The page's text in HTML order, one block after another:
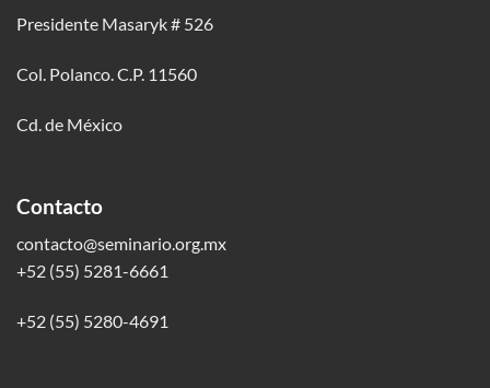
Presidente Masaryk # 526
Col. Polanco. C.P. 11560
Cd. de México
Contacto
contacto@seminario.org.mx
+52 (55) 5281-6661
+52 (55) 5280-4691